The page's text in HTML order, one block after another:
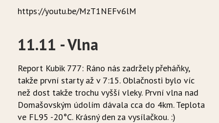
HISTORIE
WAVECAMP 2023
WAVECAMP 2022
WAVECAMP 2020+21
WAVECAMP 2019
https://youtu.be/MzT1NEFv6lM
11.11 - Vlna
Report Kubik 777: Ráno nás zadržely přeháňky,
takže první starty až v 7:15. Oblačnosti bylo víc
než dost takže trochu vyšší vleky. První vlna nad
Domašovským údolím dávala cca do 4km. Teplota
ve FL95 -20°C. Krásný den za vysílačkou. :)